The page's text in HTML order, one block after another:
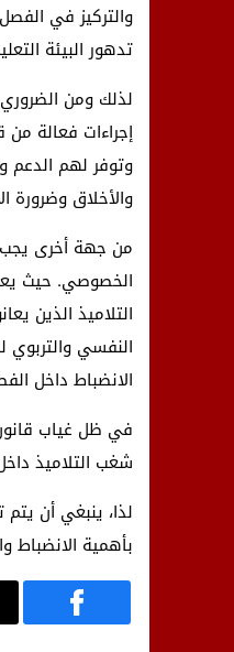
والتركيز في
تدهور البيئة
لذلك ومن
إجراءات فعالة
وتوفر لهم الدعم
والأخلاق وضرورة
من جهة أخرى يجب
الخصوصي. حيث
التلاميذ الذين
النفسي
الانضباط داخل
في ظل غياب
شغب التلاميذ
لذا، ينبغي أن
بأهمية الانضباط